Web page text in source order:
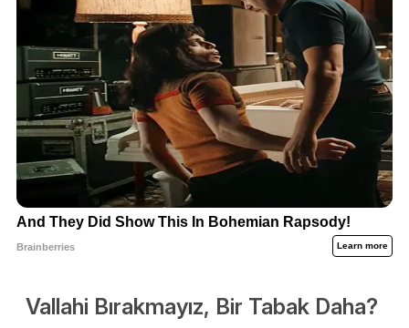
Vallahi Bırakmayız, Bir Tabak Daha?